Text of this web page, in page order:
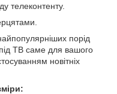
телеконтенту.
порід
ТВ саме для вашого
новітніх